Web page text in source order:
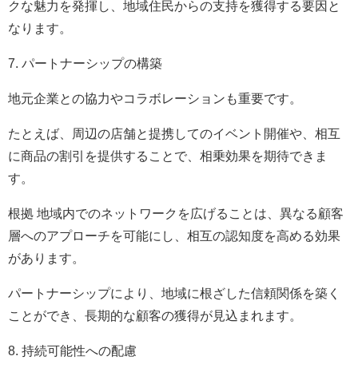
クな魅力を発揮し、地域住民からの支持を獲得する要因と
なります。
7. パートナーシップの構築
地元企業との協力やコラボレーションも重要です。
たとえば、周辺の店舗と提携してのイベント開催や、相互
に商品の割引を提供することで、相乗効果を期待できま
す。
根拠 地域内でのネットワークを広げることは、異なる顧客
層へのアプローチを可能にし、相互の認知度を高める効果
があります。
パートナーシップにより、地域に根ざした信頼関係を築く
ことができ、長期的な顧客の獲得が見込まれます。
8. 持続可能性への配慮